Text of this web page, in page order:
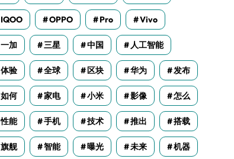
IQOO OPPO Pro Vivo
一加 三星 中国 人工智能
体验 全球 区块 华为 发布
如何 家电 小米 影像 怎么
性能 手机 技术 推出 搭载
旗舰 智能 曝光 未来 机器